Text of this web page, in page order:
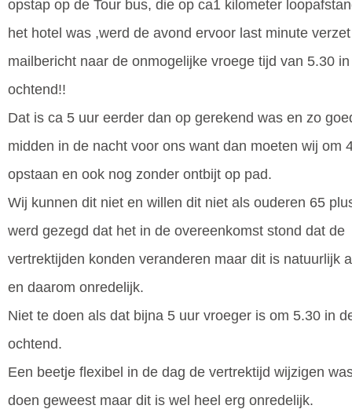
opstap op de Tour bus, die op ca1 kilometer
het hotel was ,werd de avond ervoor last minute
mailbericht naar de onmogelijke vroege tijd van 5.30
ochtend!!
Dat is ca 5 uur eerder dan op gerekend was en zo
midden in de nacht voor ons want dan moeten wij om
opstaan en ook nog zonder ontbijt op pad.
Wij kunnen dit niet en willen dit niet als ouderen 65
werd gezegd dat het in de overeenkomst stond dat de
vertrektijden konden veranderen maar dit is natuurlijk
en daarom onredelijk.
Niet te doen als dat bijna 5 uur vroeger is om 5.30 in
ochtend.
Een beetje flexibel in de dag de vertrektijd wijzigen
doen geweest maar dit is wel heel erg onredelijk.